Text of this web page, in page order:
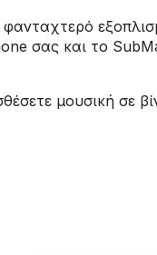
σας και το
μουσική σε